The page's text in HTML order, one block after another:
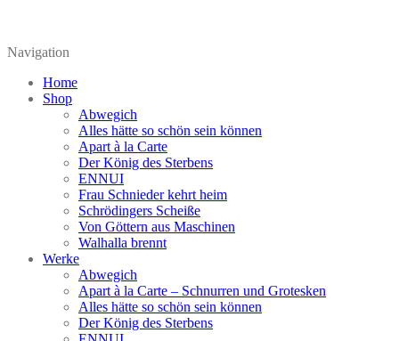
Navigation
Home
Shop
Abwegich
Alles hätte so schön sein können
Apart à la Carte
Der König des Sterbens
ENNUI
Frau Schnieder kehrt heim
Schrödingers Scheiße
Von Göttern aus Maschinen
Walhalla brennt
Werke
Abwegich
Apart à la Carte – Schnurren und Grotesken
Alles hätte so schön sein können
Der König des Sterbens